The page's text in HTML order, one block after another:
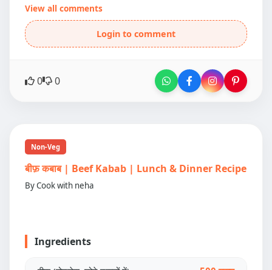
View all comments
Login to comment
0 0
Non-Veg
बीफ़ कबाब | Beef Kabab | Lunch & Dinner Recipe
By Cook with neha
Ingredients